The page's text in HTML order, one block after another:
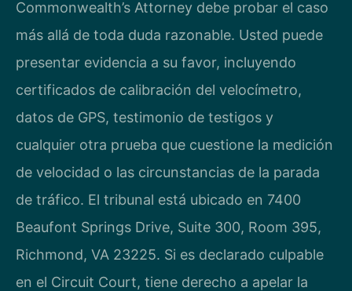
Commonwealth’s Attorney debe probar el caso
más allá de toda duda razonable. Usted puede
presentar evidencia a su favor, incluyendo
certificados de calibración del velocímetro,
datos de GPS, testimonio de testigos y
cualquier otra prueba que cuestione la medición
de velocidad o las circunstancias de la parada
de tráfico. El tribunal está ubicado en 7400
Beaufont Springs Drive, Suite 300, Room 395,
Richmond, VA 23225. Si es declarado culpable
en el Circuit Court, tiene derecho a apelar la